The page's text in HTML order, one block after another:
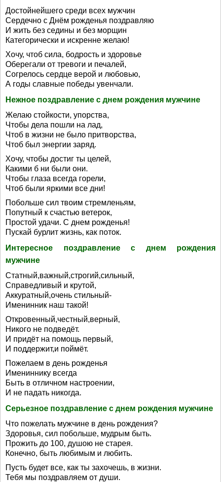
Достойнейшего среди всех мужчин
Сердечно с Днём рожденья поздравляю
И жить без седины и без морщин
Категорически и искренне желаю!
Хочу, чтоб сила, бодрость и здоровье
Оберегали от тревоги и печалей,
Согрелось сердце верой и любовью,
А годы славные победы увенчали.
Нежное поздравление с днем рождения мужчине
Желаю стойкости, упорства,
Чтобы дела пошли на лад,
Чтоб в жизни не было притворства,
Чтоб был энергии заряд.
Хочу, чтобы достиг ты целей,
Какими б ни были они.
Чтобы глаза всегда горели,
Чтоб были яркими все дни!
Побольше сил твоим стремленьям,
Попутный к счастью ветерок,
Простой удачи. С днем рожденья!
Пускай бурлит жизнь, как поток.
Интересное поздравление с днем рождения
мужчине
Статный,важный,строгий,сильный,
Справедливый и крутой,
Аккуратный,очень стильный-
Именинник наш такой!
Откровенный,честный,верный,
Никого не подведёт.
И придёт на помощь первый,
И поддержит,и поймёт.
Пожелаем в день рожденья
Имениннику всегда
Быть в отличном настроении,
И не падать никогда.
Серьезное поздравление с днем рождения мужчине
Что пожелать мужчине в день рождения?
Здоровья, сил побольше, мудрым быть.
Прожить до 100, душою не старея.
Конечно, быть любимым и любить.
Пусть будет все, как ты захочешь, в жизни.
Тебя мы поздравляем от души.